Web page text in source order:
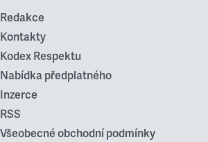
Redakce
Kontakty
Kodex Respektu
Nabídka předplatného
Inzerce
RSS
Všeobecné obchodní podmínky